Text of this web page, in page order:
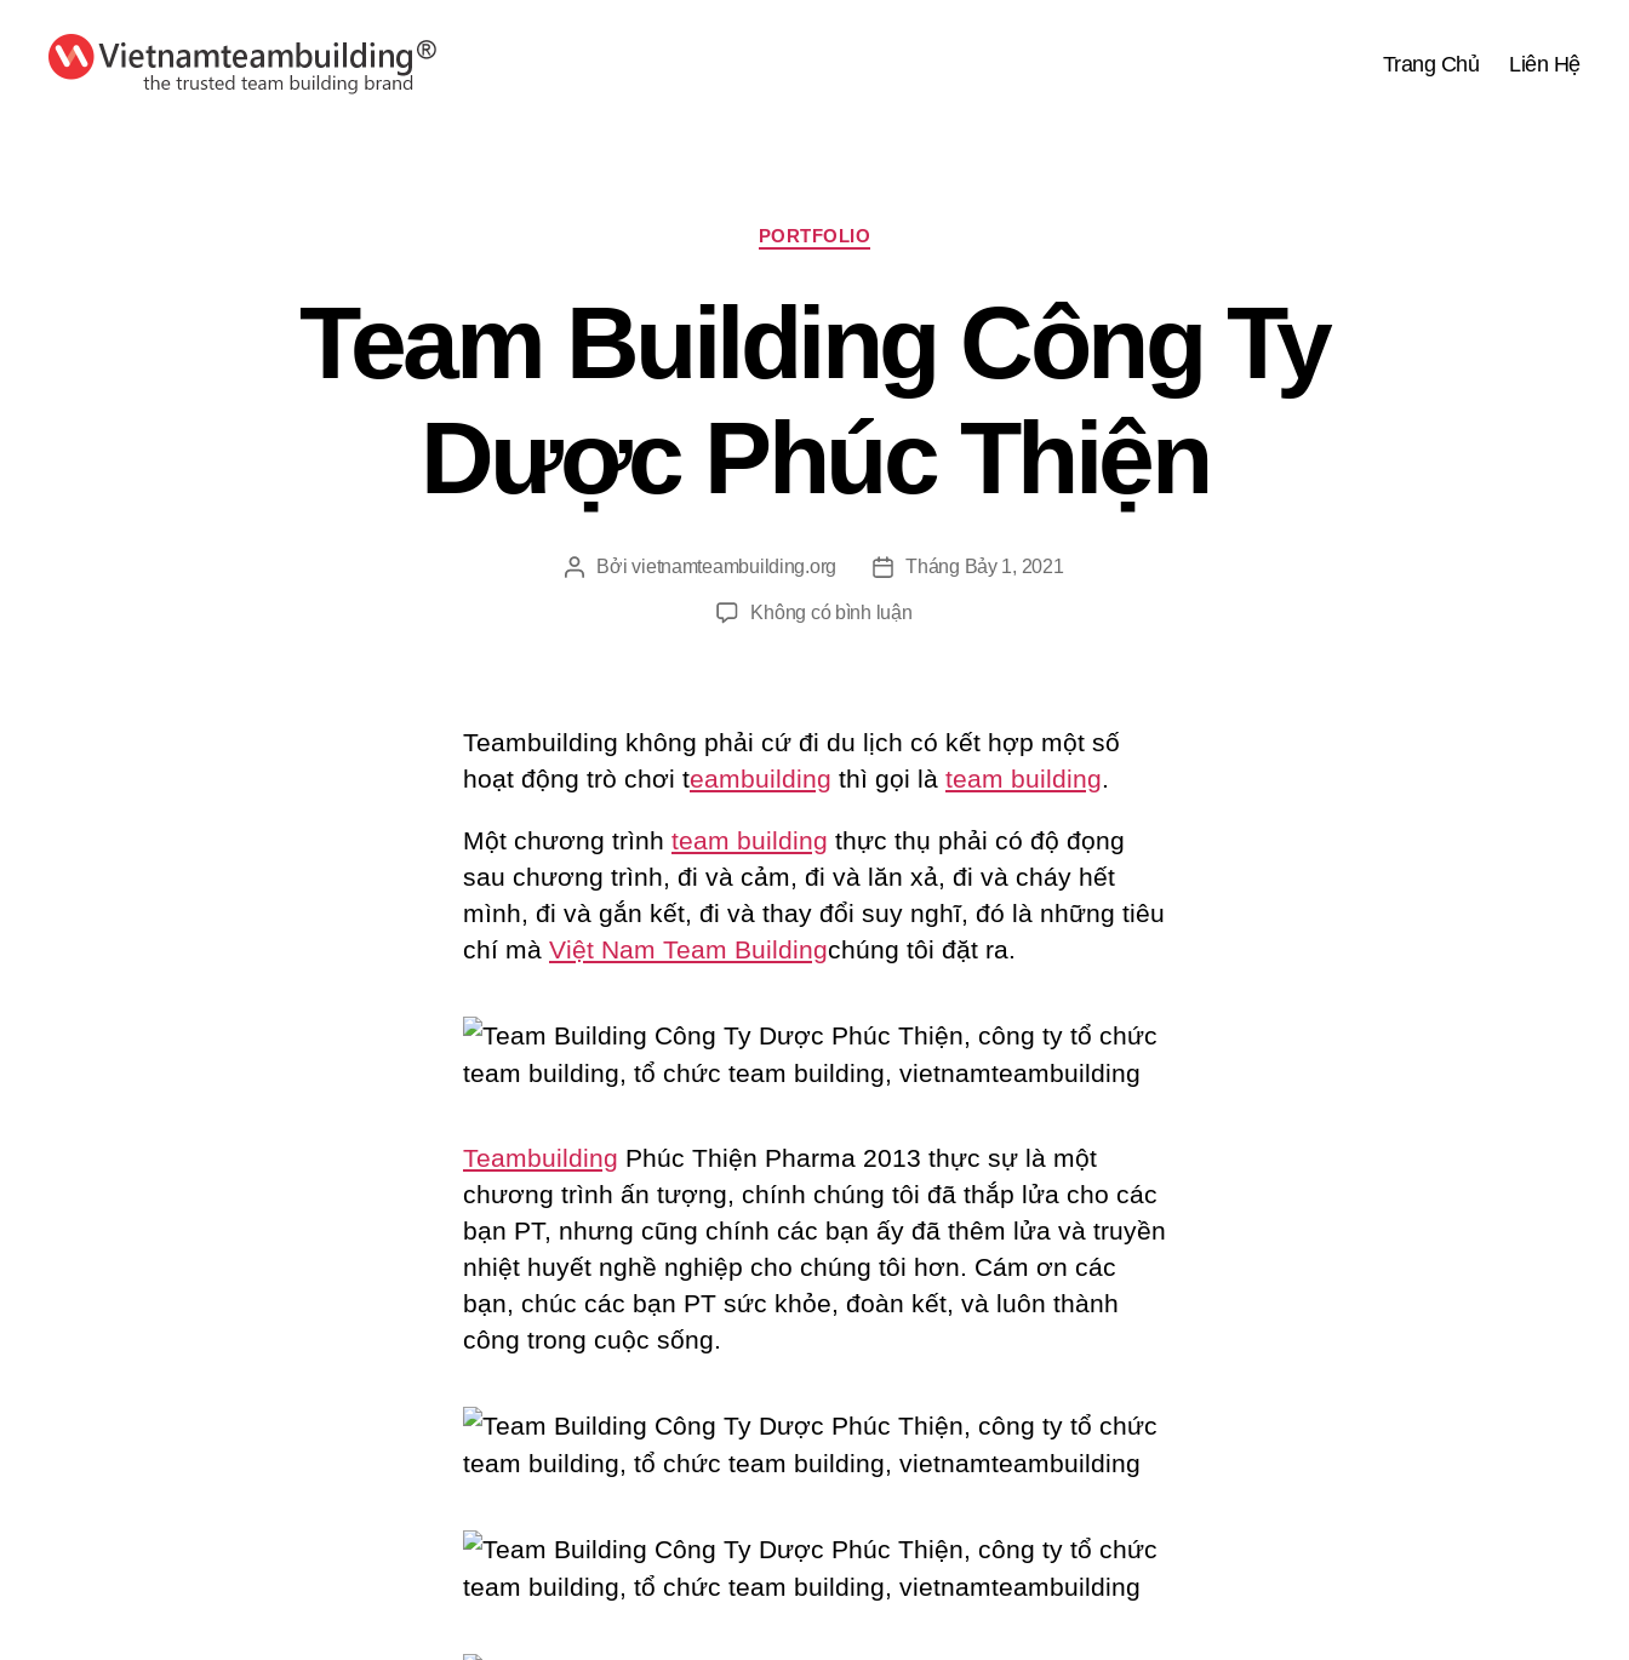
Trang Chủ Liên Hệ
Chuyên
mục
PORTFOLIO
Team Building Công Ty
Dược Phúc Thiện
TácBởivietnamteambuilding.org
NgàyTháng Bảy 1, 2021
Không có bình luậnở
Dược
Phúc
Teambuilding không phải cứ đi du lịch có kết hợp một số
hoạt động trò chơi teambuilding thì gọi là team building
Một chương trình team building thực thụ phải có độ đọng
sau chương trình, đi và cảm, đi và lăn xả, đi và cháy hết
mình, đi và gắn kết, đi và thay đổi suy nghĩ, đó là những tiêu
chí mà Việt Nam Team Buildingchúng tôi đặt ra.
Teambuilding Phúc Thiện Pharma 2013 thực sự là một
chương trình ấn tượng, chính chúng tôi đã thắp lửa cho các
bạn PT, nhưng cũng chính các bạn ấy đã thêm lửa và truyền
nhiệt huyết nghề nghiệp cho chúng tôi hơn. Cám ơn các
bạn, chúc các bạn PT sức khỏe, đoàn kết, và luôn thành
công trong cuộc sống.